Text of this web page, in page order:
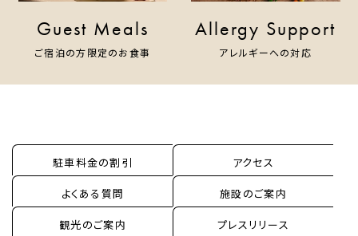
Guest Meals
ご宿泊の方限定のお食事
Allergy Support
アレルギーへの対応
駐車料金の割引 アクセス
よくある質問 施設のご案内
観光のご案内 プレスリリース